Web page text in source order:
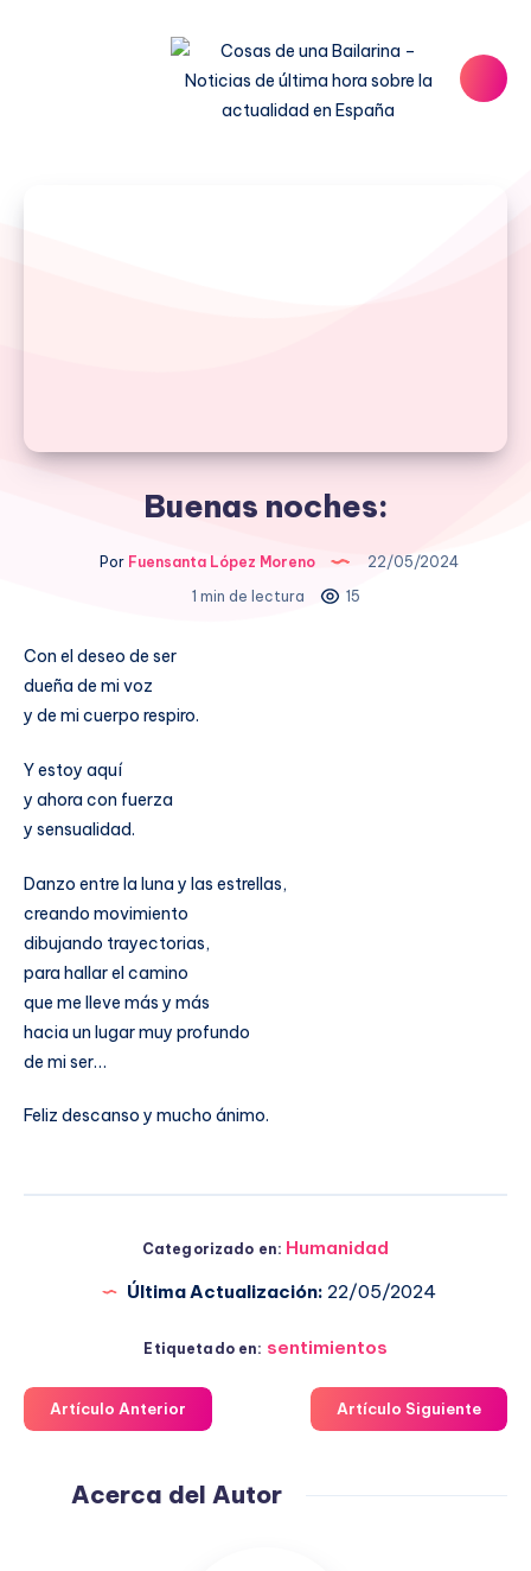
Buenas noches:
Por Fuensanta López Moreno
22/05/2024
1 min de lectura
15
Con el deseo de ser
dueña de mi voz
y de mi cuerpo respiro.
Y estoy aquí
y ahora con fuerza
y sensualidad.
Danzo entre la luna y las estrellas,
creando movimiento
dibujando trayectorias,
para hallar el camino
que me lleve más y más
hacia un lugar muy profundo
de mi ser…
Feliz descanso y mucho ánimo.
Categorizado en: Humanidad
Última Actualización: 22/05/2024
Etiquetado en: sentimientos
Artículo Anterior Artículo Siguiente
Acerca del Autor